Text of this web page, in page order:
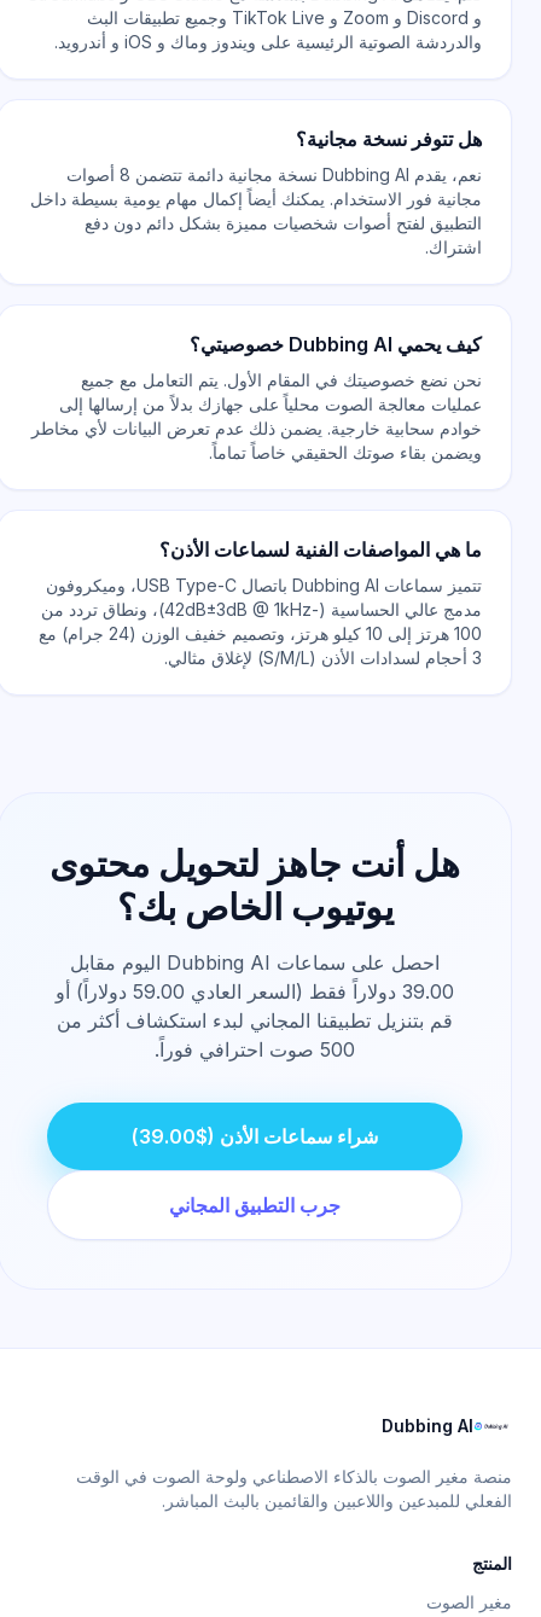
و Discord و Zoom و TikTok Live وجميع تطبيقات البث
والدردشة الصوتية الرئيسية على ويندوز وماك و iOS و أندرويد.
هل تتوفر نسخة مجانية؟
نعم، يقدم Dubbing AI نسخة مجانية دائمة تتضمن 8 أصوات
مجانية فور الاستخدام. يمكنك أيضاً إكمال مهام يومية بسيطة داخل
التطبيق لفتح أصوات شخصيات مميزة بشكل دائم دون دفع
اشتراك.
كيف يحمي Dubbing AI خصوصيتي؟
نحن نضع خصوصيتك في المقام الأول. يتم التعامل مع جميع
عمليات معالجة الصوت محلياً على جهازك بدلاً من إرسالها إلى
خوادم سحابية خارجية. يضمن ذلك عدم تعرض البيانات لأي مخاطر
ويضمن بقاء صوتك الحقيقي خاصاً تماماً.
ما هي المواصفات الفنية لسماعات الأذن؟
تتميز سماعات Dubbing AI باتصال USB Type-C، وميكروفون
مدمج عالي الحساسية (-42dB±3dB @ 1kHz)، ونطاق تردد من
100 هرتز إلى 10 كيلو هرتز، وتصميم خفيف الوزن (24 جرام) مع
هل أنت جاهز لتحويل محتوى
يوتيوب الخاص بك؟
احصل على سماعات Dubbing AI اليوم مقابل
39.00 دولاراً فقط (السعر العادي 59.00 دولاراً) أو
قم بتنزيل تطبيقنا المجاني لبدء استكشاف أكثر من
500 صوت احترافي فوراً.
شراء سماعات الأذن ($39.00)
جرب التطبيق المجاني
Dubbing AI
مغير الصوت بالذكاء الاصطناعي ولوحة الصوت في الوقت
للمبدعين واللاعبين والقائمين بالبث المباشر.
الصوت